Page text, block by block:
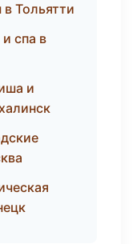
Тольятти
спа в
и